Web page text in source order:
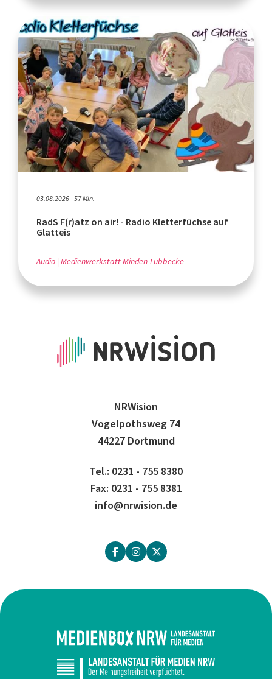
03.08.2026 - 57 Min.
RadS F(r)atz on air! - Radio Kletterfüchse auf
Glatteis
Audio Medienwerkstatt Minden-Lübbecke
NRWision
Vogelpothsweg 74
44227 Dortmund
Tel.: 0231 - 755 8380
Fax: 0231 - 755 8381
info@nrwision.de